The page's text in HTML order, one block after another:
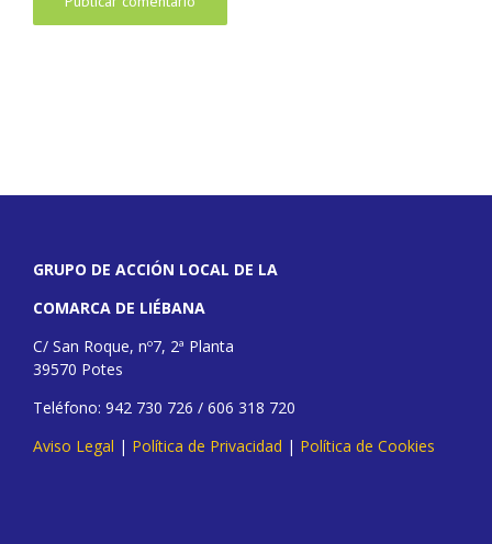
GRUPO DE ACCIÓN LOCAL DE LA
COMARCA DE LIÉBANA
C/ San Roque, nº7, 2ª Planta
39570 Potes
Teléfono: 942 730 726 / 606 318 720
Aviso Legal | Política de Privacidad | Política de Cookies